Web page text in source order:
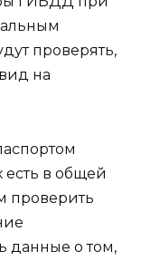
проверять,
на
есть в общей
проверить
данные о том,